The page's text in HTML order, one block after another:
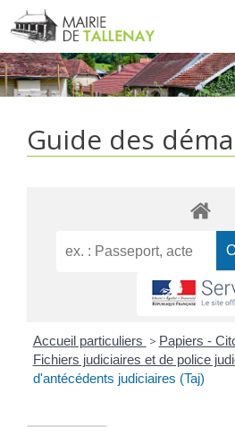
Aller
au
contenu
Guide des
Accueil particuliers > Papiers -
Fichiers judiciaires et de police
d'antécédents judiciaires (Taj)